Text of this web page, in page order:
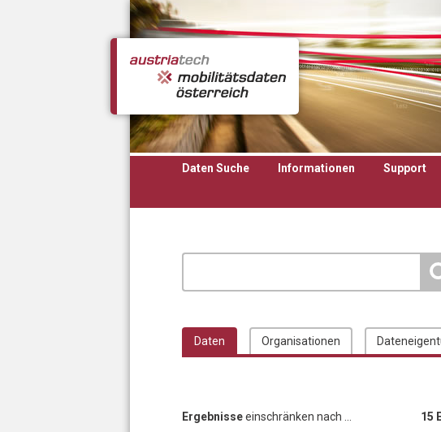
Daten Suche Informationen Support
Daten Organisationen
Ergebnisseeinschränken nach ... 15